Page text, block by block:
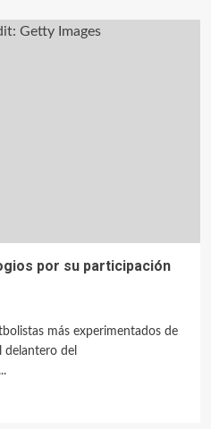
por su participación
más experimentados de
delantero del